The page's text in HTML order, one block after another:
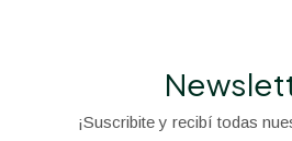
¡Suscribite y recibí todas